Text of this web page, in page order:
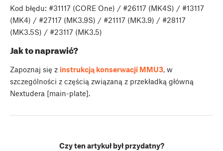
Kod błędu: #31117 (CORE One) / #26117 (MK4S) / #13117
(MK4) / #27117 (MK3.9S) / #21117 (MK3.9) / #28117
(MK3.5S) / #23117 (MK3.5)
Jak to naprawić?
Zapoznaj się z instrukcją konserwacji MMU3, w
szczególności z częścią związaną z przekładką główną
Nextudera [main-plate].
Czy ten artykuł był przydatny?